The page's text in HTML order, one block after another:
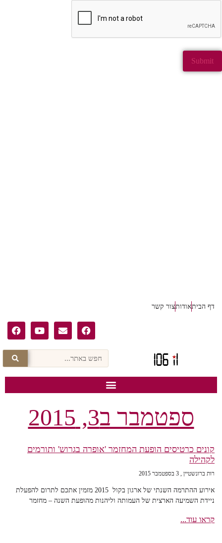
דף הביתאודותצור קשר
ספטמבר ב3, 2015
קונים כרטיסים הופעת המחזמר 'אופרה בגרוש' ותורמים
לקהילה
רות ברונשטיין 3 בספטמבר 2015
אירוע ההתרמה השנתי של ארגון בקול 2015 מזמין אתכם לתרום להפעלת
ניידת השמיעה הארצית של העמותה וליהנות מהופעת השנה – מחזמר
קראו עוד...